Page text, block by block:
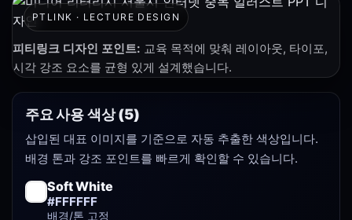
PTLINK · LECTURE DESIGN
피티링크 디자인 포인트: 교육 목적에 맞춰 레이아웃, 타이포,
시각 강조 요소를 균형 있게 설계했습니다.
주요 사용 색상 (5)
삽입된 대표 이미지를 기준으로 자동 추출한 색상입니다.
배경 톤과 강조 포인트를 빠르게 확인할 수 있습니다.
Soft White
#FFFFFF
배경/톤 고정